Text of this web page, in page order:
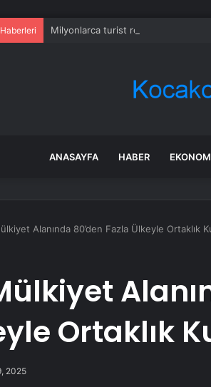
Milyonlarca turist rotasını
ANASAYFA HABER
Alanında 80’den Fazla Ülkeyle Ortaklık
Ortaklık
2025